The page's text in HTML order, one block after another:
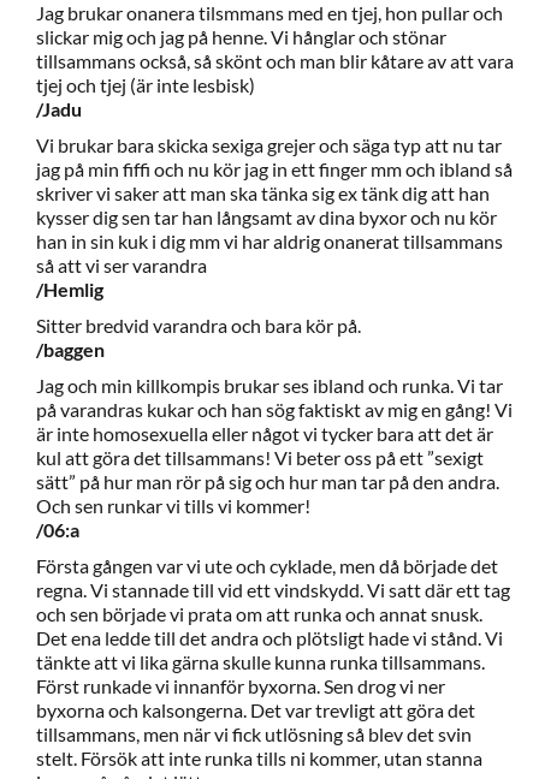
Jag brukar onanera tilsmmans med en tjej, hon pullar och
slickar mig och jag på henne. Vi hånglar och stönar
tillsammans också, så skönt och man blir kåtare av att vara
tjej och tjej (är inte lesbisk)
/Jadu
Vi brukar bara skicka sexiga grejer och säga typ att nu tar
jag på min fiffi och nu kör jag in ett finger mm och ibland så
skriver vi saker att man ska tänka sig ex tänk dig att han
kysser dig sen tar han långsamt av dina byxor och nu kör
han in sin kuk i dig mm vi har aldrig onanerat tillsammans
så att vi ser varandra
/Hemlig
Sitter bredvid varandra och bara kör på.
/baggen
Jag och min killkompis brukar ses ibland och runka. Vi tar
på varandras kukar och han sög faktiskt av mig en gång! Vi
är inte homosexuella eller något vi tycker bara att det är
kul att göra det tillsammans! Vi beter oss på ett ”sexigt
sätt” på hur man rör på sig och hur man tar på den andra.
Och sen runkar vi tills vi kommer!
/06:a
Första gången var vi ute och cyklade, men då började det
regna. Vi stannade till vid ett vindskydd. Vi satt där ett tag
och sen började vi prata om att runka och annat snusk.
Det ena ledde till det andra och plötsligt hade vi stånd. Vi
tänkte att vi lika gärna skulle kunna runka tillsammans.
Först runkade vi innanför byxorna. Sen drog vi ner
byxorna och kalsongerna. Det var trevligt att göra det
tillsammans, men när vi fick utlösning så blev det svin
stelt. Försök att inte runka tills ni kommer, utan stanna